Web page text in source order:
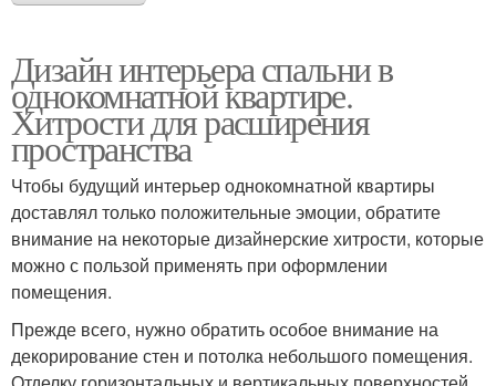
Дизайн интерьера спальни в
однокомнатной квартире.
Хитрости для расширения
пространства
Чтобы будущий интерьер однокомнатной квартиры
доставлял только положительные эмоции, обратите
внимание на некоторые дизайнерские хитрости, которые
можно с пользой применять при оформлении
помещения.
Прежде всего, нужно обратить особое внимание на
декорирование стен и потолка небольшого помещения.